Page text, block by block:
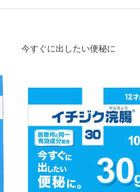
今すぐに出したい便秘に